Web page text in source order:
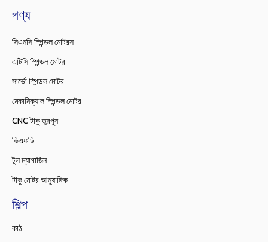
পণ্য
সিএনসি স্পিন্ডল মোটরস
এটিসি স্পিন্ডল মোটর
সার্ভো স্পিন্ডল মোটর
মেকানিক্যাল স্পিন্ডল মোটর
CNC টাকু তুরপুন
ভিএফডি
টুল ম্যাগাজিন
টাকু মোটর আনুষাঙ্গিক
শিল্প
কাঠ